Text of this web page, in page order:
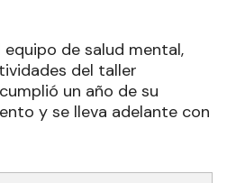
de salud mental,
del taller
un año de su
y se lleva adelante con